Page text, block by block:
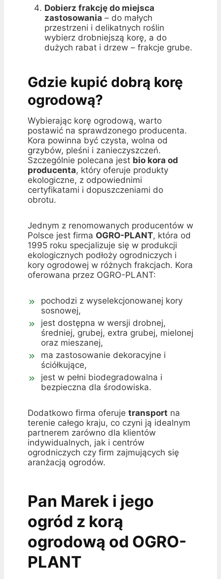
Dobierz frakcję do miejsca
zastosowania – do małych
przestrzeni i delikatnych roślin
wybierz drobniejszą korę, a do
dużych rabat i drzew – frakcje grube.
Gdzie kupić dobrą korę
ogrodową?
Wybierając korę ogrodową, warto
postawić na sprawdzonego producenta.
Kora powinna być czysta, wolna od
grzybów, pleśni i zanieczyszczeń.
Szczególnie polecana jest bio kora od
producenta, który oferuje produkty
ekologiczne, z odpowiednimi
certyfikatami i dopuszczeniami do
obrotu.
Jednym z renomowanych producentów w
Polsce jest firma OGRO-PLANT, która od
1995 roku specjalizuje się w produkcji
ekologicznych podłoży ogrodniczych i
kory ogrodowej w różnych frakcjach. Kora
oferowana przez OGRO-PLANT:
pochodzi z wyselekcjonowanej kory
sosnowej,
jest dostępna w wersji drobnej,
średniej, grubej, extra grubej, mielonej
oraz mieszanej,
ma zastosowanie dekoracyjne i
ściółkujące,
jest w pełni biodegradowalna i
bezpieczna dla środowiska.
Dodatkowo firma oferuje transport na
terenie całego kraju, co czyni ją idealnym
partnerem zarówno dla klientów
indywidualnych, jak i centrów
ogrodniczych czy firm zajmujących się
aranżacją ogrodów.
Pan Marek i jego
ogród z korą
ogrodową od OGRO-
PLANT